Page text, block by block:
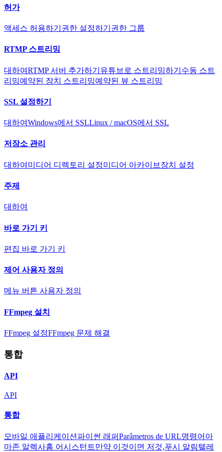
허가
액세스 허용하기 권한 설정하기 권한 그룹
RTMP 스트리밍
대하여RTMP 서버 추가하기 유튜브로 스트리밍하기 수동 스트
리밍예약된 장치 스트리밍예약된 뷰 스트리밍
SSL 설정하기
대하여Windows에서 SSLLinux / macOS에서 SSL
저장소 관리
대하여 미디어 디렉토리 설정미디어 아카이브 장치 설정
주제
대하여
바로 가기 키
편집 바로 가기 키
제어 사용자 정의
메뉴 버튼 사용자 정의
FFmpeg 설치
FFmpeg 설정FFmpeg 문제 해결
통합
API
API
통합
모바일 애플리케이션 파이썬 래퍼Parâmetros de URL명령어 아
마존 알렉사홈 어시스턴트만약 이것이면 저것,푸시 알림텔레